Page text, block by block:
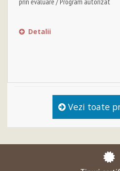
Detalii
Vezi toate